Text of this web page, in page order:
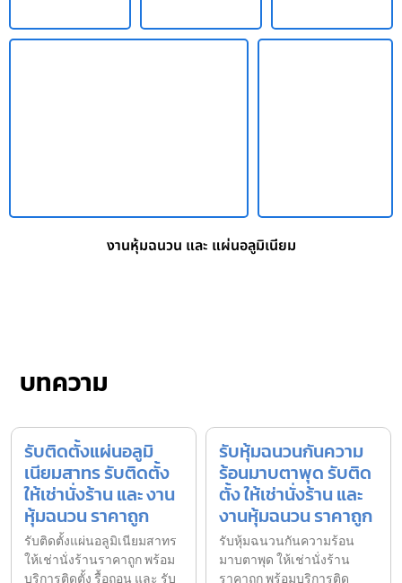
งานหุ้มฉนวน และ แผ่นอลูมิเนียม
บทความ
รับติดตั้งแผ่นอลูมิ
เนียมสาทร รับติดตั้ง
ให้เช่านั่งร้าน และ งาน
หุ้มฉนวน ราคาถูก
รับติดตั้งแผ่นอลูมิเนียมสาทร
ให้เช่านั่งร้านราคาถูก พร้อม
บริการติดตั้ง รื้อถอน และ รับ
รับหุ้มฉนวนกันความ
ร้อนมาบตาพุด รับติด
ตั้ง ให้เช่านั่งร้าน และ
งานหุ้มฉนวน ราคาถูก
รับหุ้มฉนวนกันความร้อน
มาบตาพุด ให้เช่านั่งร้าน
ราคาถูก พร้อมบริการติด